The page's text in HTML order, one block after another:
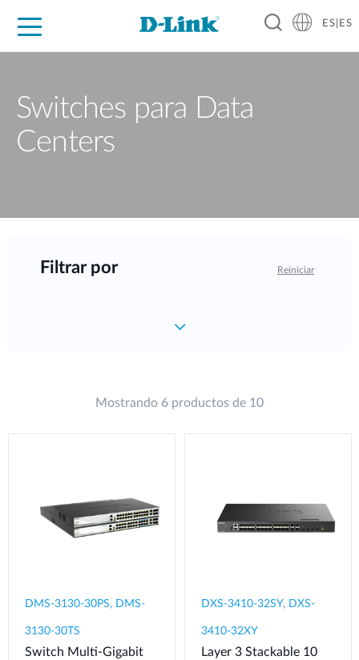
ES|ES
Switches para Data
Centers
Filtrar por Reiniciar
Mostrando 6 productos de 10
DMS-3130-30PS, DMS-
3130-30TS
Switch Multi-Gigabit
DXS-3410-32SY, DXS-
3410-32XY
Layer 3 Stackable 10